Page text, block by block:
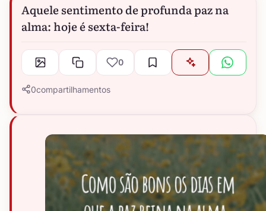
Aquele sentimento de profunda paz na
alma: hoje é sexta-feira!
0
0compartilhamentos